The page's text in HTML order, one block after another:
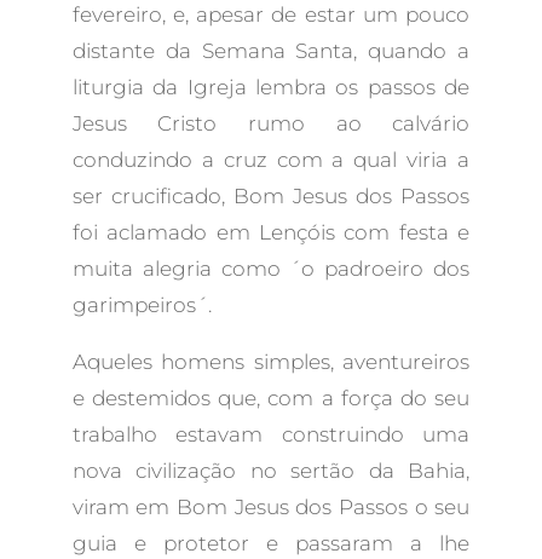
fevereiro, e, apesar de estar um pouco
distante da Semana Santa, quando a
liturgia da Igreja lembra os passos de
Jesus Cristo rumo ao calvário
conduzindo a cruz com a qual viria a
ser crucificado, Bom Jesus dos Passos
foi aclamado em Lençóis com festa e
muita alegria como ´o padroeiro dos
garimpeiros´.
Aqueles homens simples, aventureiros
e destemidos que, com a força do seu
trabalho estavam construindo uma
nova civilização no sertão da Bahia,
viram em Bom Jesus dos Passos o seu
guia e protetor e passaram a lhe